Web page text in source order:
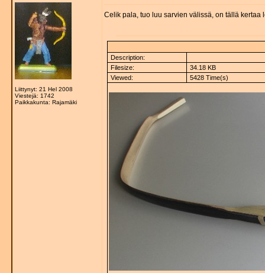
Liittynyt: 21 Hel 2008
Viestejä: 1742
Paikkakunta: Rajamäki
Celik pala, tuo luu sarvien välissä, on tällä kertaa
Description:
Filesize:
34.18 KB
Viewed:
5428 Time(s)